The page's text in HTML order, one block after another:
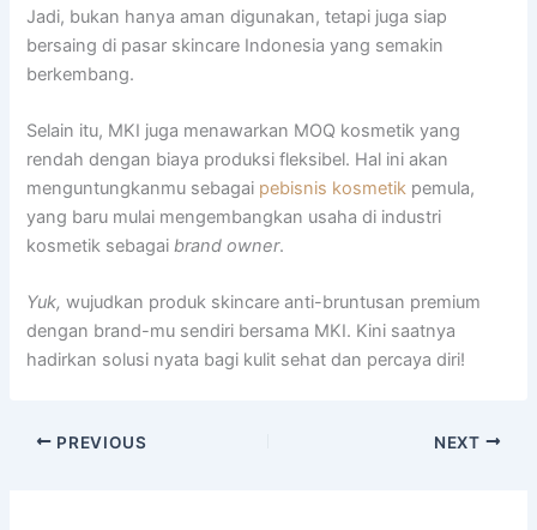
Jadi, bukan hanya aman digunakan, tetapi juga siap
bersaing di pasar skincare Indonesia yang semakin
berkembang.
Selain itu, MKI juga menawarkan MOQ kosmetik yang
rendah dengan biaya produksi fleksibel. Hal ini akan
menguntungkanmu sebagai pebisnis kosmetik pemula,
yang baru mulai mengembangkan usaha di industri
kosmetik sebagaibrand owner.
Yuk,wujudkan produk skincare anti-bruntusan premium
dengan brand-mu sendiri bersama MKI. Kini saatnya
hadirkan solusi nyata bagi kulit sehat dan percaya diri!
PREVIOUS NEXT